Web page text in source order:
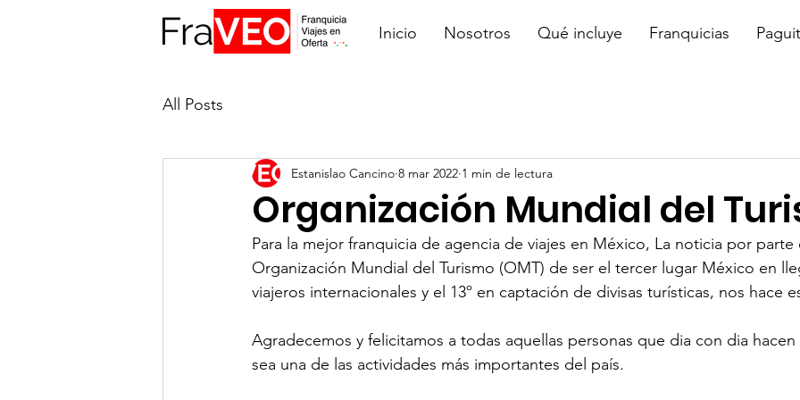
Inicio Nosotros Qué incluye Franquicias
All Posts
Organización Mundial del
Estanislao Cancino 8 mar 2022 1 min de lectura
Para la mejor franquicia de agencia de viajes en México, La noticia por
Organización Mundial del Turismo (OMT) de ser el tercer lugar México en
viajeros internacionales y el 13º en captación de divisas turísticas, nos hace
Agradecemos y felicitamos a todas aquellas personas que dia con dia
sea una de las actividades más importantes del país.